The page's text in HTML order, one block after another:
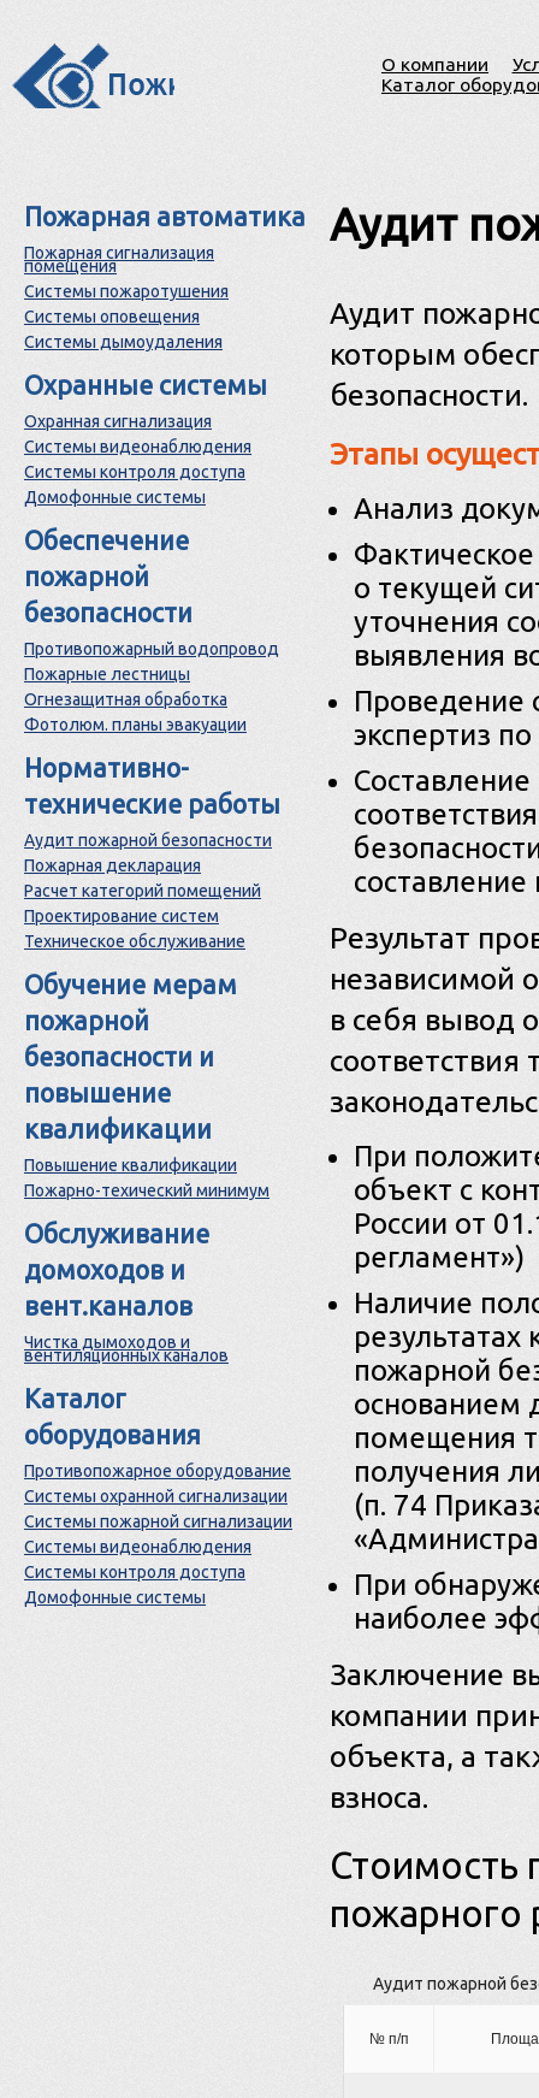
О компании
Каталог
Пожарная автоматика
Пожарная сигнализация
помещения
Системы пожаротушения
Системы оповещения
Системы дымоудаления
Охранные системы
Охранная сигнализация
Системы видеонаблюдения
Системы контроля доступа
Домофонные системы
Обеспечение
пожарной
безопасности
Противопожарный водопровод
Пожарные лестницы
Огнезащитная обработка
Фотолюм. планы эвакуации
Нормативно-
технические работы
Аудит пожарной безопасности
Пожарная декларация
Расчет категорий помещений
Проектирование систем
Техническое обслуживание
Обучение мерам
пожарной
безопасности и
повышение
квалификации
Повышение квалификации
Пожарно-техический минимум
Обслуживание
домоходов и
вент.каналов
Чистка дымоходов и
вентиляционных каналов
Каталог
оборудования
Противопожарное оборудование
Системы охранной сигнализации
Системы пожарной сигнализации
Системы видеонаблюдения
Системы контроля доступа
Домофонные системы
Аудит
Аудит
которым
безопасности.
Этапы
Анализ
о текущей
уточнения
выявления
Проведение
экспертиз
Результат
независимой
в себя вывод
соответствия
При
объект с
России от
регламент»)
Наличие
пожарной
основанием
помещения
получения
(п. 74
При
наиболее
Заключение
компании
объекта, а
взноса.
Стоимость
пожарного
Аудит пожарной
№ п/п